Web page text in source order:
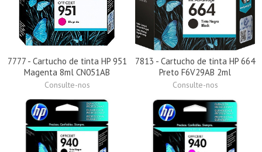
7777 - Cartucho de tinta HP 951
Magenta 8ml CN051AB
Consulte-nos
7813 - Cartucho de tinta HP 664
Preto F6V29AB 2ml
Consulte-nos